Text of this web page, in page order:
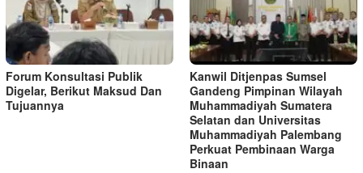
Forum Konsultasi Publik
Digelar, Berikut Maksud Dan
Tujuannya
Kanwil Ditjenpas Sumsel
Gandeng Pimpinan Wilayah
Muhammadiyah Sumatera
Selatan dan Universitas
Muhammadiyah Palembang
Perkuat Pembinaan Warga
Binaan